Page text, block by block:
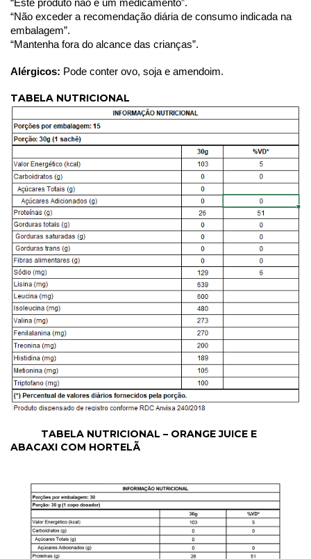
“Este produto não é um medicamento”.
“Não exceder a recomendação diária de consumo indicada na
embalagem”.
“Mantenha fora do alcance das crianças”.
Alérgicos: Pode conter ovo, soja e amendoim.
TABELA NUTRICIONAL
TABELA NUTRICIONAL – ORANGE JUICE E
ABACAXI COM HORTELÃ